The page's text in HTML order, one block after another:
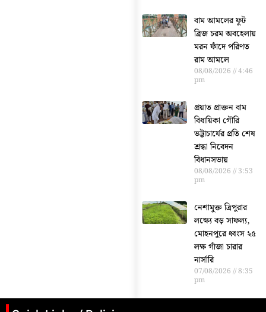
বাম আমলের ফুট
ব্রিজ চরম অবহেলায়
মরন ফাঁদে পরিণত
রাম আমলে
08/08/2026 4:46
pm
প্রয়াত প্রাক্তন বাম
বিধায়িকা গৌরি
ভট্টাচার্যের প্রতি শেষ
শ্রদ্ধা নিবেদন
বিধানসভায়
08/08/2026 3:53
pm
নেশামুক্ত ত্রিপুরার
লক্ষ্যে বড় সাফল্য,
মোহনপুরে ধ্বংস ২৫
লক্ষ গাঁজা চারার
নার্সারি
07/08/2026 8:35
pm